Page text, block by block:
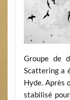
Groupe de
Scattering a
Hyde. Après
stabilisé